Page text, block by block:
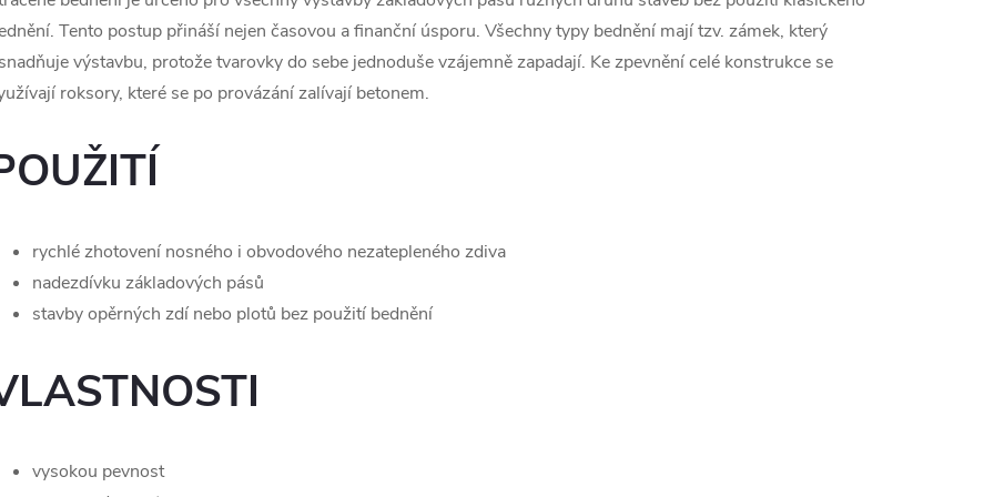
Tento postup přináší nejen časovou a finanční úsporu. Všechny typy bednění mají tzv. zámek, který
výstavbu, protože tvarovky do sebe jednoduše vzájemně zapadají. Ke zpevnění celé konstrukce se
roksory, které se po provázání zalívají betonem.
rychlé zhotovení nosného i obvodového nezatepleného zdiva
nadezdívku základových pásů
stavby opěrných zdí nebo plotů bez použití bednění
vysokou pevnost